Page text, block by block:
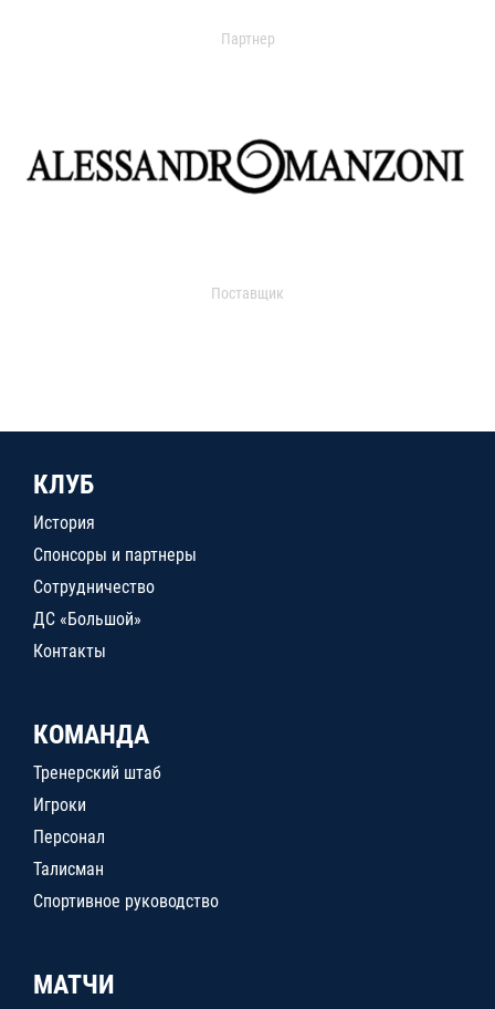
Партнер
Поставщик
КЛУБ
История
Спонсоры и партнеры
Сотрудничество
ДС «Большой»
Контакты
КОМАНДА
Тренерский штаб
Игроки
Персонал
Талисман
Спортивное руководство
МАТЧИ